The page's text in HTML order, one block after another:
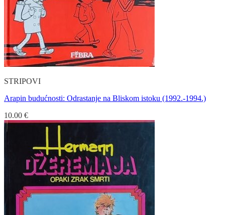
STRIPOVI
Arapin budućnosti: Odrastanje na Bliskom istoku (1992.-1994.)
10.00 €